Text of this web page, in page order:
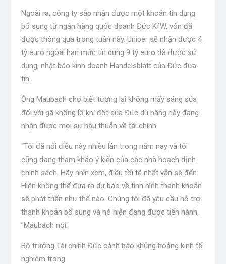
Ngoài ra, công ty sắp nhận được một khoản tín dụng
bổ sung từ ngân hàng quốc doanh Đức KfW, vốn đã
được thông qua trong tuần này. Uniper sẽ nhận được 4
tỷ euro ngoài hạn mức tín dụng 9 tỷ euro đã được sử
dụng, nhật báo kinh doanh Handelsblatt của Đức đưa
tin.
Ông Maubach cho biết tương lai không mấy sáng sủa
đối với gã khổng lồ khí đốt của Đức dù hãng này đang
nhận được mọi sự hậu thuẫn về tài chính.
“Tôi đã nói điều này nhiều lần trong năm nay và tôi
cũng đang tham khảo ý kiến ​​của các nhà hoạch định
chính sách. Hãy nhìn xem, điều tồi tệ nhất vẫn sẽ đến.
Hiện không thể đưa ra dự báo về tình hình thanh khoản
sẽ phát triển như thế nào. Chúng tôi đã yêu cầu hỗ trợ
thanh khoản bổ sung và nó hiện đang được tiến hành,
”Maubach nói.
Bộ trưởng Tài chính Đức cảnh báo khủng hoảng kinh tế
nghiêm trọng